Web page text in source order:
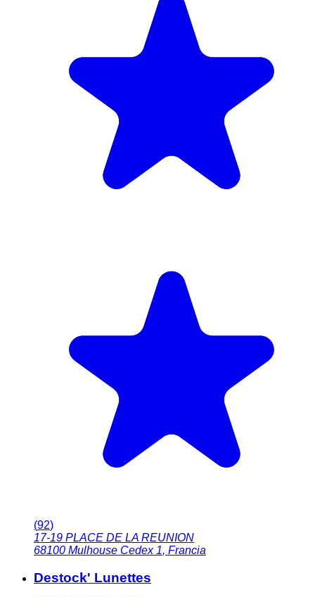
(92)
17-19 PLACE DE LA REUNION
68100 Mulhouse Cedex 1, Francia
Destock' Lunettes